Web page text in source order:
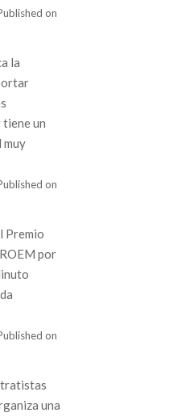
on
la
un
muy
on
Premio
por
on
una